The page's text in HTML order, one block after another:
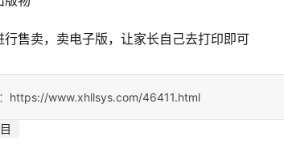
售卖，卖电子版，让家长自己去打印即可
https://www.xhllsys.com/46411.html